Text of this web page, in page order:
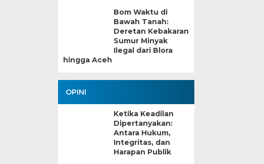
Bom Waktu di
Bawah Tanah:
Deretan Kebakaran
Sumur Minyak
Ilegal dari Blora
hingga Aceh
OPINI
Ketika Keadilan
Dipertanyakan:
Antara Hukum,
Integritas, dan
Harapan Publik